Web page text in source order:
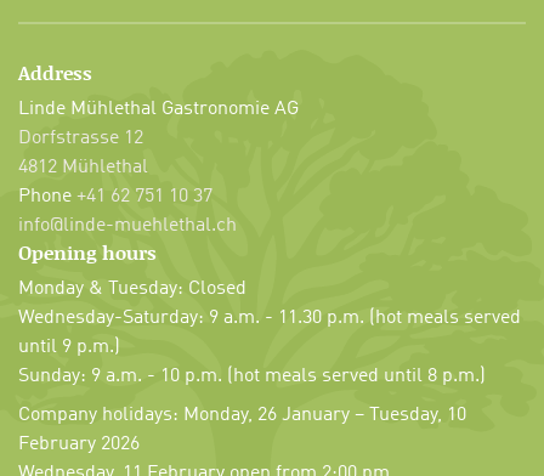
Address
Linde Mühlethal Gastronomie AG
Dorfstrasse 12
4812 Mühlethal
Phone +41 62 751 10 37
info@linde-muehlethal.ch
Opening hours
Monday & Tuesday: Closed
Wednesday-Saturday: 9 a.m. - 11.30 p.m. (hot meals served
until 9 p.m.)
Sunday: 9 a.m. - 10 p.m. (hot meals served until 8 p.m.)
Company holidays: Monday, 26 January – Tuesday, 10
February 2026